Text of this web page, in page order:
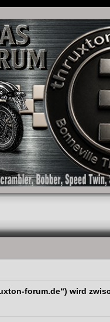
Forum für die New Bonneville
forum.de“) wird